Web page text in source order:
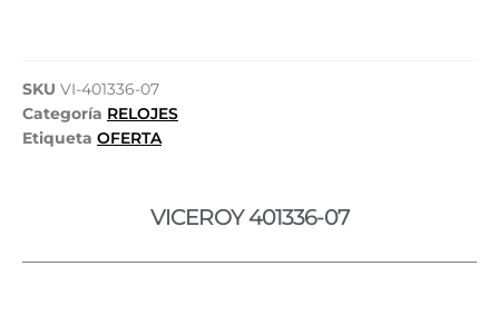
SKU VI-401336-07
Categoría RELOJES
Etiqueta OFERTA
VICEROY 401336-07